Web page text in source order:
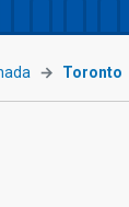
Toronto